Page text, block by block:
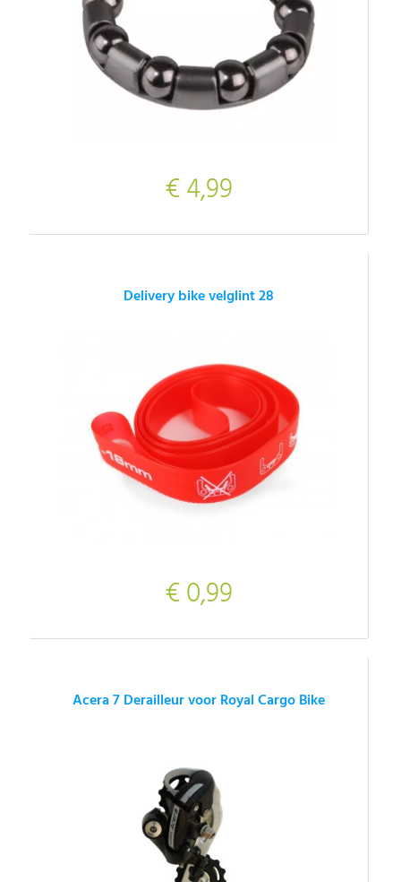
€ 4,99
Delivery bike velglint 28
€ 0,99
Acera 7 Derailleur voor Royal Cargo Bike